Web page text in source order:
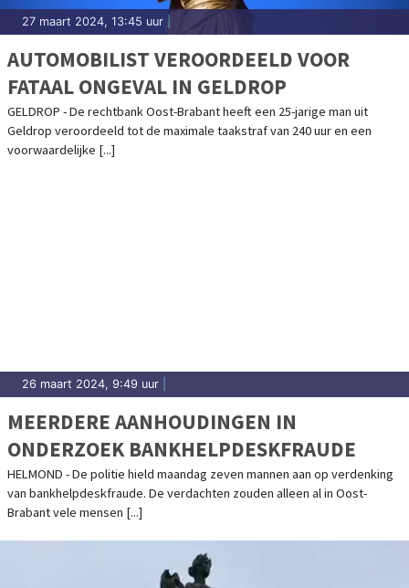
27 maart 2024, 13:45 uur
AUTOMOBILIST VEROORDEELD VOOR
FATAAL ONGEVAL IN GELDROP
GELDROP - De rechtbank Oost-Brabant heeft een 25-jarige man uit
Geldrop veroordeeld tot de maximale taakstraf van 240 uur en een
voorwaardelijke [...]
26 maart 2024, 9:49 uur
MEERDERE AANHOUDINGEN IN
ONDERZOEK BANKHELPDESKFRAUDE
HELMOND - De politie hield maandag zeven mannen aan op verdenking
van bankhelpdeskfraude. De verdachten zouden alleen al in Oost-
Brabant vele mensen [...]